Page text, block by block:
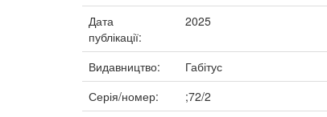
Дата
публікації:
2025
Видавництво:
Габітус
Серія/номер:
;72/2